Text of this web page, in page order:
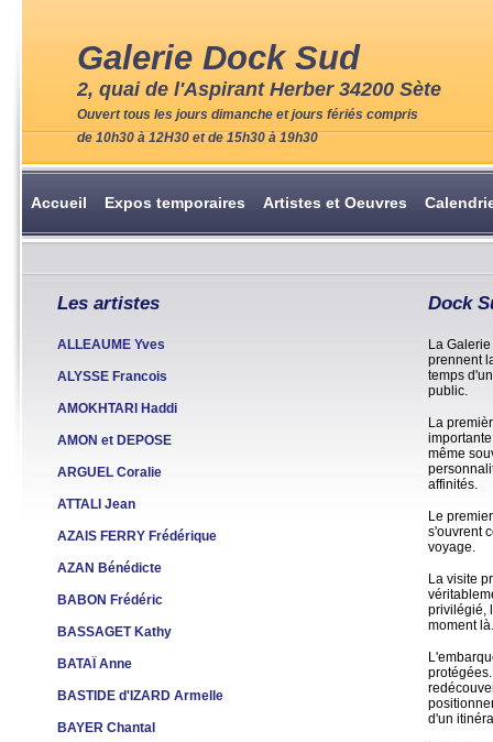
Galerie Dock Sud
2, quai de l'Aspirant Herber 34200 Sète
Ouvert tous les jours dimanche et jours fériés compris
de 10h30 à 12H30 et de 15h30 à 19h30
Accueil Expos temporaires Artistes et Oeuvres
Les artistes
ALLEAUME Yves
ALYSSE Francois
AMOKHTARI Haddi
AMON et DEPOSE
ARGUEL Coralie
ATTALI Jean
AZAIS FERRY Frédérique
AZAN Bénédicte
BABON Frédéric
BASSAGET Kathy
BATAÏ Anne
BASTIDE d'IZARD Armelle
BAYER Chantal
Dock
La
prennent
temps
public.
La
même
affinités.
Le
s'ouvrent
voyage.
La visite
privilégié,
moment là.
d'un